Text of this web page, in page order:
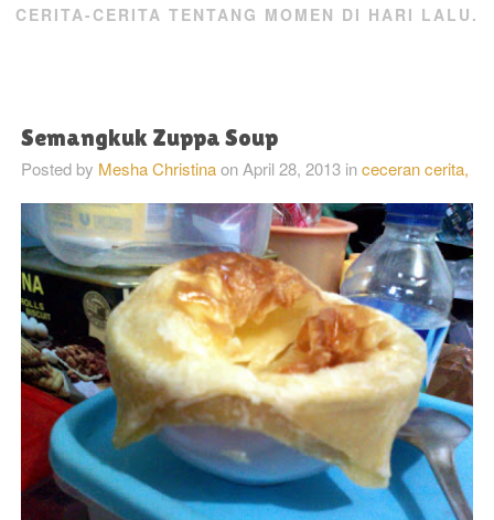
CERITA-CERITA TENTANG MOMEN DI HARI LALU.
Semangkuk Zuppa Soup
Posted by Mesha Christina on April 28, 2013 inceceran cerita,